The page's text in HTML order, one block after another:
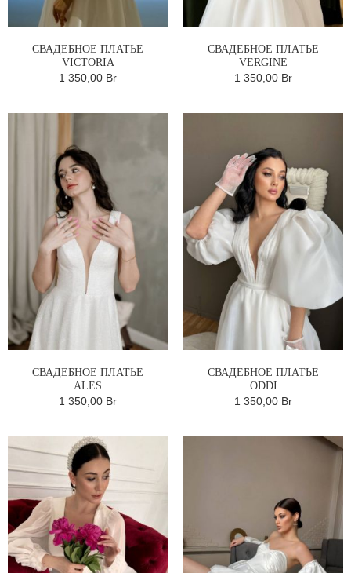
СВАДЕБНОЕ ПЛАТЬЕ
VICTORIA
1 350,00 Br
СВАДЕБНОЕ ПЛАТЬЕ
VERGINE
1 350,00 Br
СВАДЕБНОЕ ПЛАТЬЕ
ALES
1 350,00 Br
СВАДЕБНОЕ ПЛАТЬЕ
ODDI
1 350,00 Br